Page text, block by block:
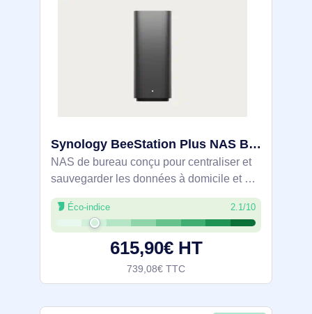
Synology BeeStation Plus NAS Bureau Intel® Celeron® J4125 4 Go DDR4 8 To SSD Noir - BST170-8T
NAS de bureau conçu pour centraliser et
sauvegarder les données à domicile et en
télétravail. Processeur Intel Celeron J4125
quadricœur 2 GHz et 4 Go DDR4 pour
gérer plusieurs tâches. 8 To SSD
Éco-indice 2.1/10
615,90€ HT
739,08€ TTC